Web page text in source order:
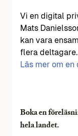
Vi en digital
Mats
kan vara
flera deltagare.
Läs mer om
Boka en
hela landet.